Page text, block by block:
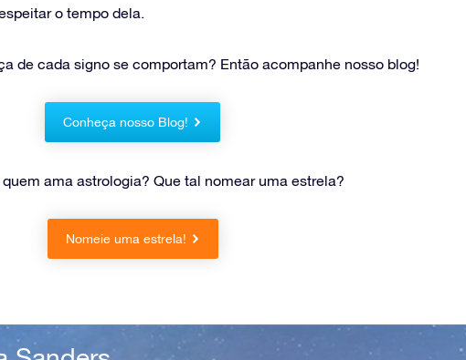
o tempo dela.
de cada signo se comportam? Então acompanhe nosso blog!
Conheça nosso Blog!
ama astrologia? Que tal nomear uma estrela?
Nomeie uma estrela!